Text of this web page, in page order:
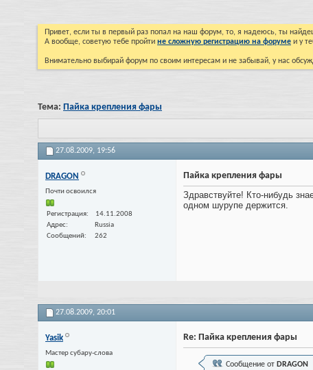
Привет, если ты в первый раз попал на наш форум, то, я надеюсь, ты
А вообще, советую тебе пройти не сложную регистрацию на форуме и у
Внимательно выбирай форум по своим интересам и не забывай, у нас
Тема: Пайка крепления фары
27.08.2009, 19:56
DRAGON
Почти освоился
Регистрация
14.11.2008
Адрес
Russia
Сообщений
262
Пайка крепления фары
Здравствуйте! Кто-нибудь
одном шурупе держится.
27.08.2009, 20:01
Yasik
Мастер субару-слова
Re: Пайка крепления фары
Сообщение от DRAGON